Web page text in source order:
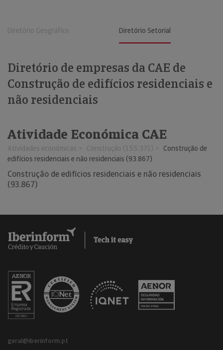
Diretório Geográfico Diretório Setorial
Diretório de empresas da CAE de
Construção de edifícios residenciais e
não residenciais
Atividade Económica CAE
Atividades económicas Construção (155.371)
Construção de
edifícios residenciais e não residenciais (93.867)
Construção de edifícios residenciais e não residenciais
(93.867)
geral@iberinform.pt